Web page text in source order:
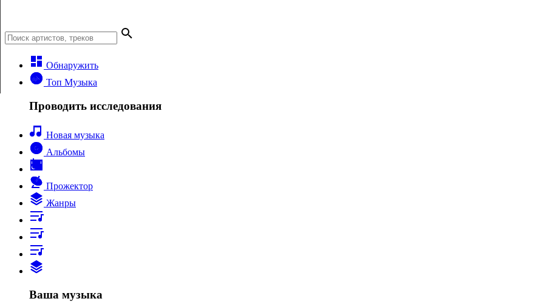
Обнаружить
Топ Музыка
Проводить исследования
Новая музыка
Альбомы
Прожектор
Жанры
Ваша музыка